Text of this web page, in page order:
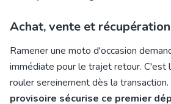
Achat, vente et
Ramener une moto d'occasion
immédiate pour le trajet retour. C'est
rouler sereinement dès la transaction.
provisoire sécurise ce premier